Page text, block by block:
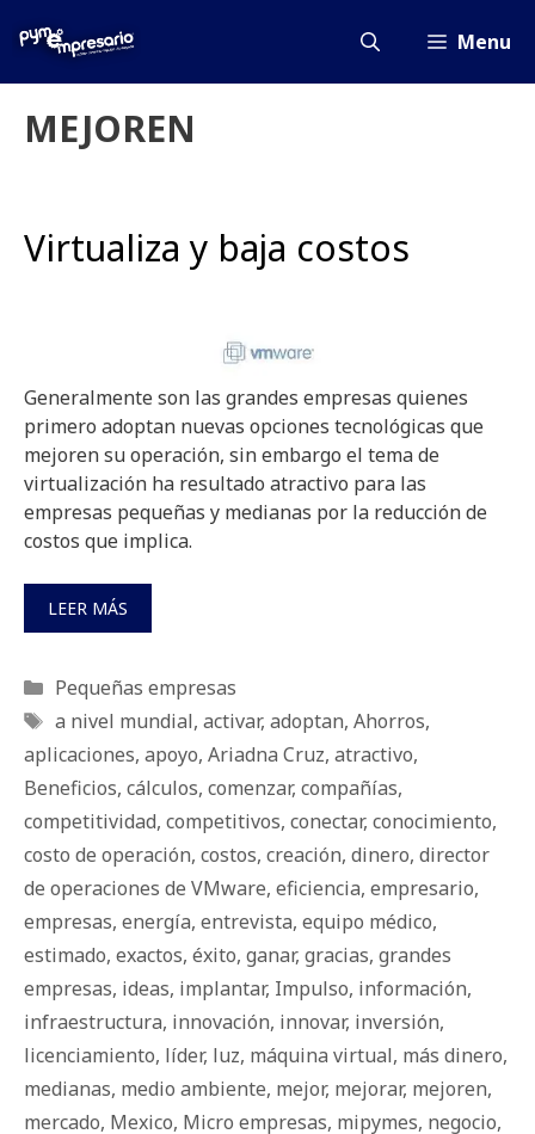
Menu
MEJOREN
Virtualiza y baja costos
Generalmente son las grandes empresas quienes
primero adoptan nuevas opciones tecnológicas que
mejoren su operación, sin embargo el tema de
virtualización ha resultado atractivo para las
empresas pequeñas y medianas por la reducción de
costos que implica.
LEER MÁS
Categorías
Pequeñas empresas
Etiquetas
a nivel mundial, activar, adoptan, Ahorros,
aplicaciones, apoyo, Ariadna Cruz, atractivo,
Beneficios, cálculos, comenzar, compañías,
competitividad, competitivos, conectar, conocimiento,
costo de operación, costos, creación, dinero, director
de operaciones de VMware, eficiencia, empresario,
empresas, energía, entrevista, equipo médico,
estimado, exactos, éxito, ganar, gracias, grandes
empresas, ideas, implantar, Impulso, información,
infraestructura, innovación, innovar, inversión,
licenciamiento, líder, luz, máquina virtual, más dinero,
medianas, medio ambiente, mejor, mejorar, mejoren,
mercado, Mexico, Micro empresas, mipymes, negocio,